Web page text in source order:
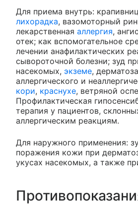
Для приема внутрь:
лихорадка, вазомоторный
лекарственная аллергия,
отек; как вспомогательное
лечении анафилактических
сывороточной болезни; зуд
насекомых, экземе,
аллергического и
кори, краснухе, ветряной
Профилактическая
терапия у пациентов,
аллергическим реакциям.
Для наружного применения:
поражения кожи при
укусах насекомых, а также